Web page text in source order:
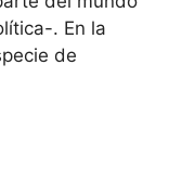
. En la
de